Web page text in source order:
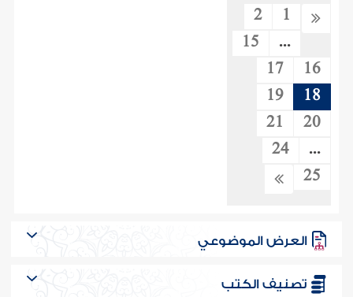
1
2
...
15
16
17
18
19
20
21
...
24
25
العرض الموضوعي
تصنيف الكتب